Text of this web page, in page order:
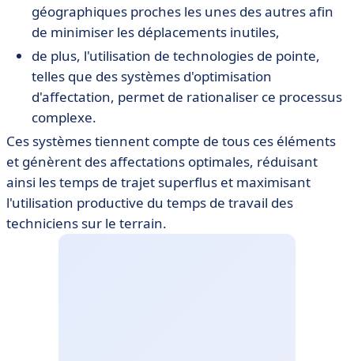
géographiques proches les unes des autres afin
de minimiser les déplacements inutiles,
de plus, l'utilisation de technologies de pointe,
telles que des systèmes d'optimisation
d'affectation, permet de rationaliser ce processus
complexe.
Ces systèmes tiennent compte de tous ces éléments
et génèrent des affectations optimales, réduisant
ainsi les temps de trajet superflus et maximisant
l'utilisation productive du temps de travail des
techniciens sur le terrain.